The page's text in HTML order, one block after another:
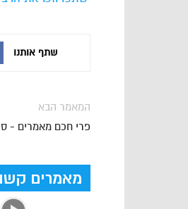
שתף אותנו
המאמר הבא
פרי חכם מאמרים -
מאמרים